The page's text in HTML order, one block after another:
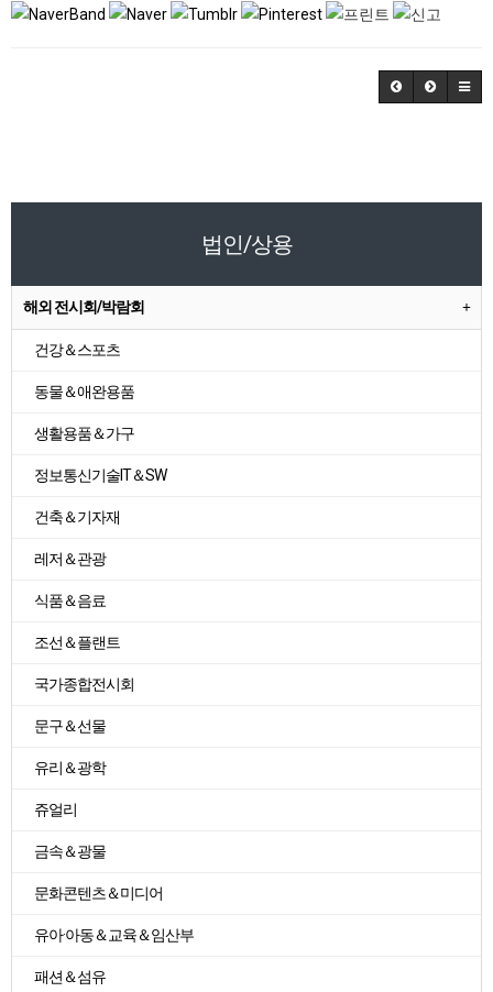
법인/상용
해외 전시회/박람회
건강＆스포츠
동물＆애완용품
생활용품＆가구
정보통신기술IT＆SW
건축＆기자재
레저＆관광
식품＆음료
조선＆플랜트
국가종합전시회
문구＆선물
유리＆광학
쥬얼리
금속＆광물
문화콘텐츠＆미디어
유아·아동＆교육＆임산부
패션＆섬유